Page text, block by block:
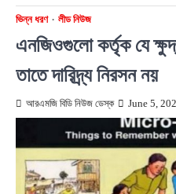
ভিন্ন ধরণ লীড নিউজ
এনজিওগুলো কর্তৃক যে
তাতে দারিদ্র্য নিরসন নয়
আরএমজি বিডি নিউজ ডেস্ক June 5,